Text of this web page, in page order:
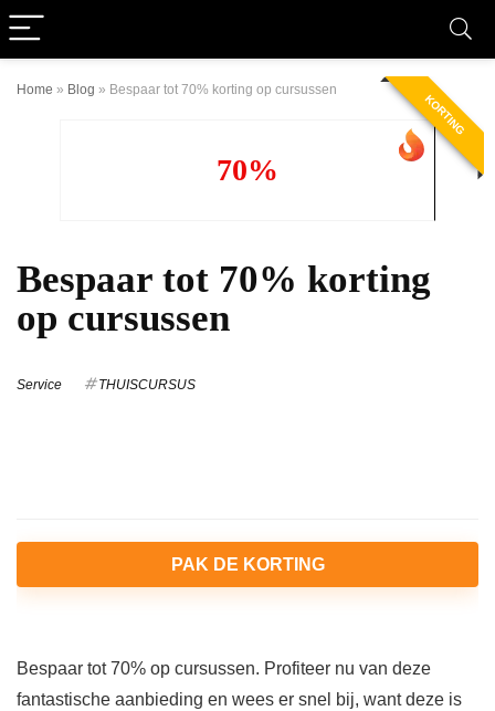
Home » Blog » Bespaar tot 70% korting op cursussen
KORTING
70%
Bespaar tot 70% korting
op cursussen
Service THUISCURSUS
PAK DE KORTING
Bespaar tot 70% op cursussen. Profiteer nu van deze
fantastische aanbieding en wees er snel bij, want deze is